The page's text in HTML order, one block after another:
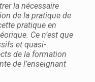
la nécessaire
de la pratique de
pratique en
Ce n’est que
et quasi-
de la formation
de l’enseignant